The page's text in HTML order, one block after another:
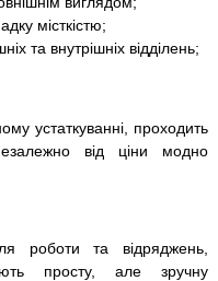
місткістю;
та внутрішніх відділень;
устаткуванні, проходить
від ціни модно
роботи та відряджень,
просту, але зручну